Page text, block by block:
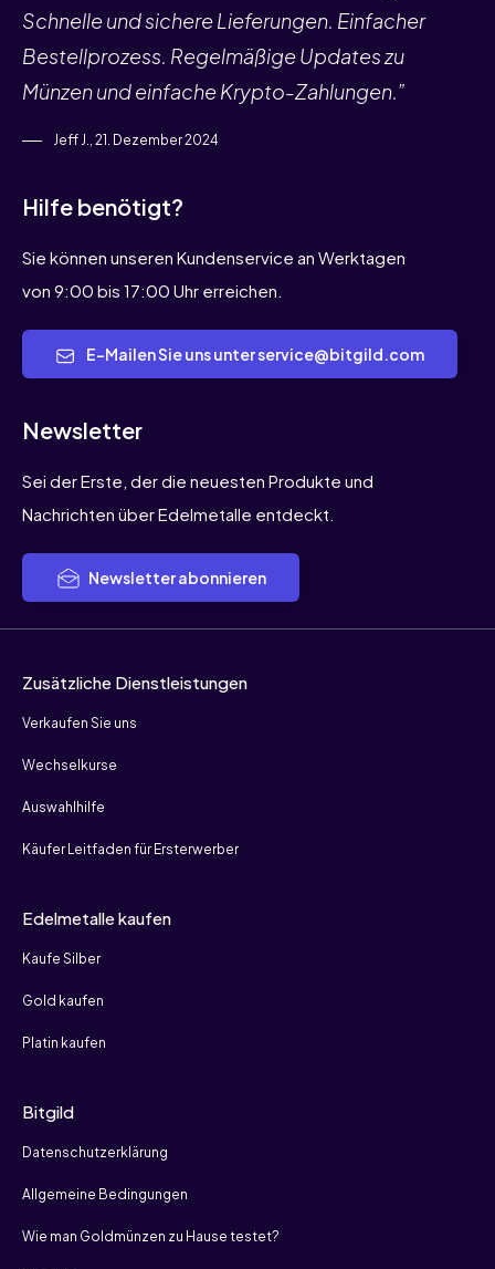
Schnelle und sichere Lieferungen. Einfacher
Bestellprozess. Regelmäßige Updates zu
Münzen und einfache Krypto-Zahlungen.”
Jeff J., 21. Dezember 2024
Hilfe benötigt?
Sie können unseren Kundenservice an Werktagen
von 9:00 bis 17:00 Uhr erreichen.
E-Mailen Sie uns unter service@bitgild.com
Newsletter
Sei der Erste, der die neuesten Produkte und
Nachrichten über Edelmetalle entdeckt.
Newsletter abonnieren
Zusätzliche Dienstleistungen
Verkaufen Sie uns
Wechselkurse
Auswahlhilfe
Käufer Leitfaden für Ersterwerber
Edelmetalle kaufen
Kaufe Silber
Gold kaufen
Platin kaufen
Bitgild
Datenschutzerklärung
Allgemeine Bedingungen
Wie man Goldmünzen zu Hause testet?